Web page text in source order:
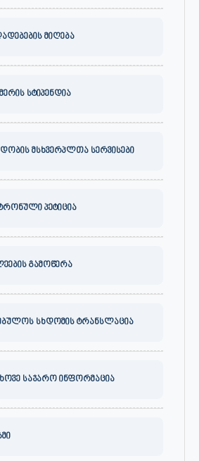
მიღება
სტიპენდია
მსხვერპლთა სერვისები
პეტიცია
გამოწერა
სხდომის ტრანსლაცია
საჯარო ინფორმაცია